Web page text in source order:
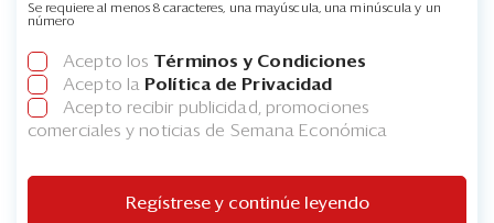
Se requiere al menos 8 caracteres, una mayúscula, una minúscula y un
número
Acepto los Términos y Condiciones
Acepto la Política de Privacidad
Acepto recibir publicidad, promociones
comerciales y noticias de Semana Económica
Regístrese y continúe leyendo